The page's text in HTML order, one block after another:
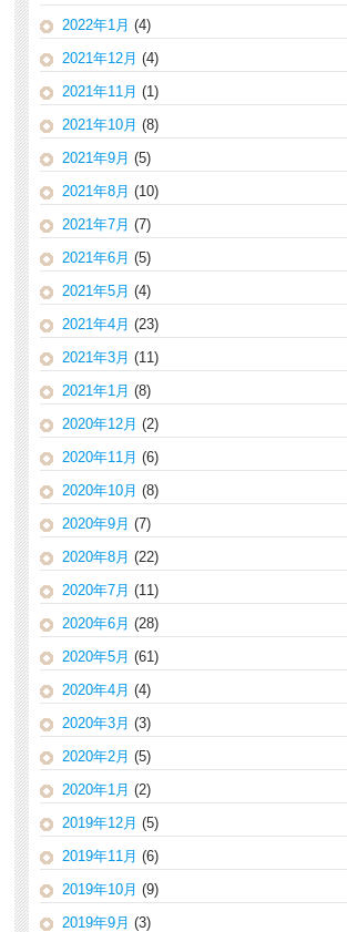
2022年1月 (4)
2021年12月 (4)
2021年11月 (1)
2021年10月 (8)
2021年9月 (5)
2021年8月 (10)
2021年7月 (7)
2021年6月 (5)
2021年5月 (4)
2021年4月 (23)
2021年3月 (11)
2021年1月 (8)
2020年12月 (2)
2020年11月 (6)
2020年10月 (8)
2020年9月 (7)
2020年8月 (22)
2020年7月 (11)
2020年6月 (28)
2020年5月 (61)
2020年4月 (4)
2020年3月 (3)
2020年2月 (5)
2020年1月 (2)
2019年12月 (5)
2019年11月 (6)
2019年10月 (9)
2019年9月 (3)